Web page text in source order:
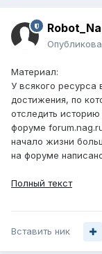
Материал:
У всякого ресурса
достижения, по
отследить
форуме
начало жизни
на форуме
Полный текст
Вставить ник